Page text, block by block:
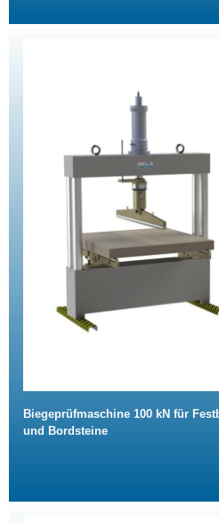
Biegeprüfmaschine 100 kN für
und Bordsteine